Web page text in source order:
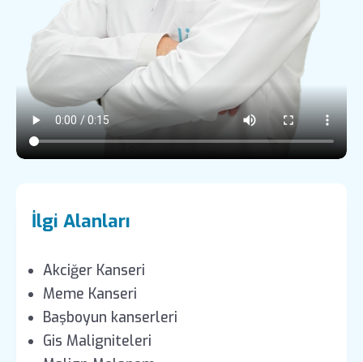
İlgi Alanları
Akciğer Kanseri
Meme Kanseri
Başboyun kanserleri
Gis Maligniteleri